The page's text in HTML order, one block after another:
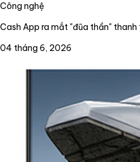
Công nghệ
Cash App ra mắt "đũa thần" thanh
04 tháng 6, 2026